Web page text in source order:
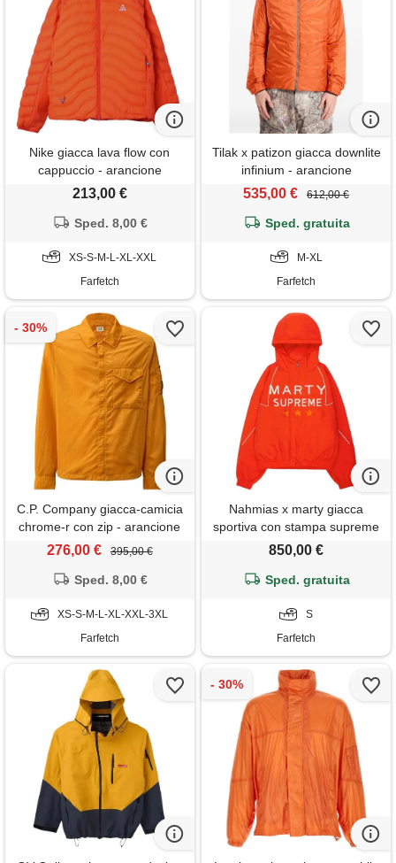
Nike giacca lava flow con
cappuccio - arancione
213,00 €
Sped. 8,00 €
XS-S-M-L-XL-XXL
Farfetch
Tilak x patizon giacca downlite
infinium - arancione
535,00 € 612,00 €
Sped. gratuita
M-XL
Farfetch
C.P. Company giacca-camicia
chrome-r con zip - arancione
276,00 € 395,00 €
Sped. 8,00 €
XS-S-M-L-XL-XXL-3XL
Farfetch
Nahmias x marty giacca
sportiva con stampa supreme
- arancione
850,00 €
Sped. gratuita
S
Farfetch